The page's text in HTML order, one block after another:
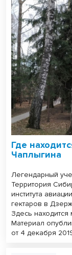
Где
Чаплыгина
Легендарный
Территория
института
гектаров в
Здесь
Материал
от 4 декабря